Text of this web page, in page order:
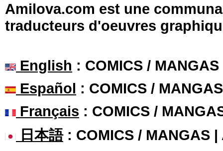
Amilova.com est une
traducteurs d'oeuvres
English : COMICS /
Español : COMICS /
Français : COMICS /
日本語: COMICS / MANGAS |